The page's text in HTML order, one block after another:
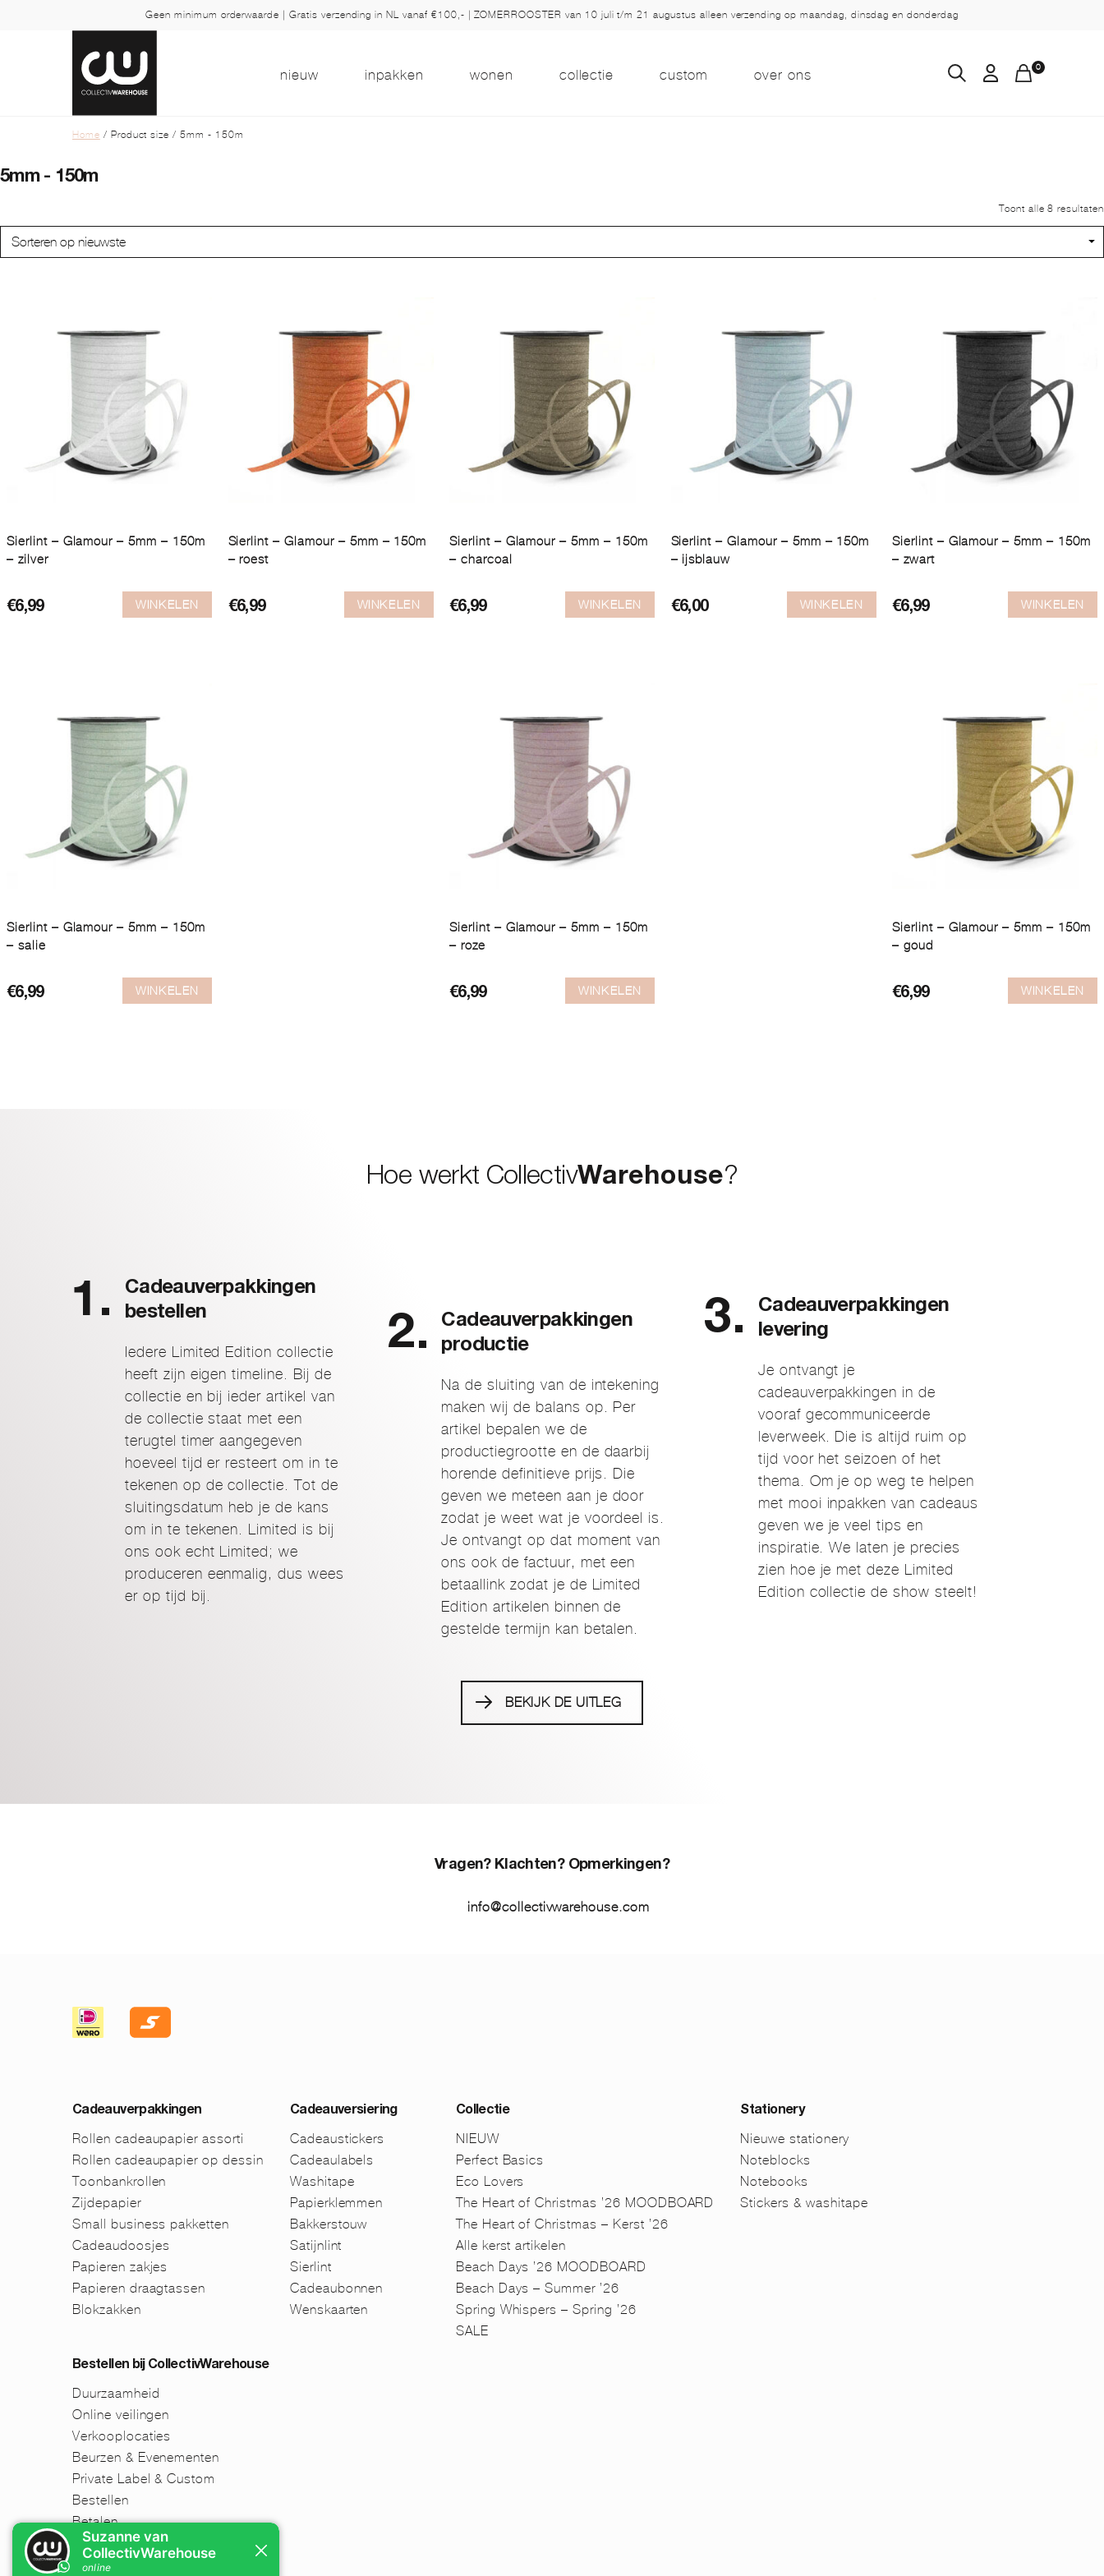
Geen minimum orderwaarde | Gratis verzending in NL vanaf €100,- | ZOMERROOSTER van 10 juli t/m 21 augustus alleen verzending op maandag, dinsdag en donderdag
nieuw inpakken wonen collectie custom over ons 0
Home / Product size / 5mm - 150m
5mm - 150m
Toont alle 8 resultaten
Sierlint – Glamour – 5mm – 150m
– zilver
€6,99 WINKELEN
Sierlint – Glamour – 5mm – 150m
– roest
€6,99 WINKELEN
Sierlint – Glamour – 5mm – 150m
– charcoal
€6,99 WINKELEN
Sierlint – Glamour – 5mm – 150m
– ijsblauw
€6,00 WINKELEN
Sierlint – Glamour – 5mm – 150m
– zwart
€6,99 WINKELEN
Sierlint – Glamour – 5mm – 150m
– salie
€6,99 WINKELEN
Sierlint – Glamour – 5mm – 150m
– roze
€6,99 WINKELEN
Sierlint – Glamour – 5mm – 150m
– goud
€6,99 WINKELEN
Hoe werkt CollectivWarehouse?
Cadeauverpakkingen
bestellen
Iedere Limited Edition collectie
heeft zijn eigen timeline. Bij de
collectie en bij ieder artikel van
de collectie staat met een
terugtel timer aangegeven
hoeveel tijd er resteert om in te
tekenen op de collectie. Tot de
sluitingsdatum heb je de kans
om in te tekenen. Limited is bij
ons ook echt Limited; we
produceren eenmalig, dus wees
er op tijd bij.
Cadeauverpakkingen
productie
Na de sluiting van de intekening
maken wij de balans op. Per
artikel bepalen we de
productiegrootte en de daarbij
horende definitieve prijs. Die
geven we meteen aan je door
zodat je weet wat je voordeel is.
Je ontvangt op dat moment van
ons ook de factuur, met een
betaallink zodat je de Limited
Edition artikelen binnen de
gestelde termijn kan betalen.
Cadeauverpakkingen
levering
Je ontvangt je
cadeauverpakkingen in de
vooraf gecommuniceerde
leverweek. Die is altijd ruim op
tijd voor het seizoen of het
thema. Om je op weg te helpen
met mooi inpakken van cadeaus
geven we je veel tips en
inspiratie. We laten je precies
zien hoe je met deze Limited
Edition collectie de show steelt!
BEKIJK DE UITLEG
Vragen? Klachten? Opmerkingen?
info@collectivwarehouse.com
Cadeauverpakkingen
Rollen cadeaupapier assorti
Rollen cadeaupapier op dessin
Toonbankrollen
Zijdepapier
Small business pakketten
Cadeaudoosjes
Papieren zakjes
Papieren draagtassen
Blokzakken
Cadeauversiering
Cadeaustickers
Cadeaulabels
Washitape
Papierklemmen
Bakkerstouw
Satijnlint
Sierlint
Cadeaubonnen
Wenskaarten
Collectie
NIEUW
Perfect Basics
Eco Lovers
The Heart of Christmas ’26 MOODBOARD
The Heart of Christmas – Kerst ’26
Alle kerst artikelen
Beach Days ’26 MOODBOARD
Beach Days – Summer ’26
Spring Whispers – Spring ’26
SALE
Stationery
Nieuwe stationery
Noteblocks
Notebooks
Stickers & washitape
Bestellen bij CollectivWarehouse
Duurzaamheid
Online veilingen
Verkooplocaties
Beurzen & Evenementen
Private Label & Custom
Bestellen
Betalen
Verzenden
Retourneren